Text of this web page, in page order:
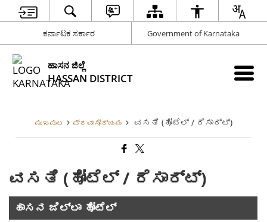
ಕರ್ನಾಟಕ ಸರ್ಕಾರ Government of Karnataka
ಹಾಸನ ಜಿಲ್ಲೆ
HASSAN DISTRICT
ಮುಖಪುಟ ಪ್ರವಾಸೋದ್ಯಮ ವಸತಿ (ಹೋಟೆಲ್ / ರೆಸಾರ್ಟ್)
ವಸತಿ (ಹೋಟೆಲ್ / ರೆಸಾರ್ಟ್)
ಹಾಸನ ಜಿಲ್ಲಾ ಹೋಟೆಲ್